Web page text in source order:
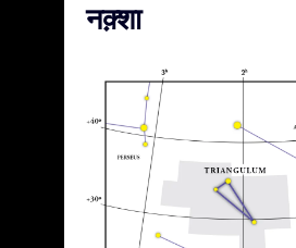
नक़्शा